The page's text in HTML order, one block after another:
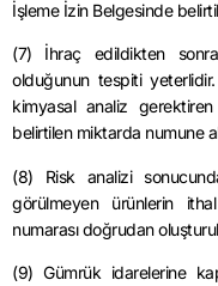
İşleme İzin Belgesinde
(7) İhraç edildikten
olduğunun tespiti
kimyasal analiz
belirtilen miktarda numune
(8) Risk analizi
görülmeyen ürünlerin
numarası doğrudan
(9) Gümrük idarelerine